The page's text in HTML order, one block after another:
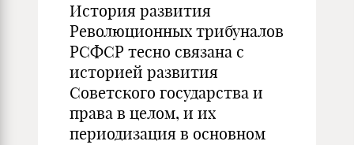
История развития
Революционных трибуналов
РСФСР тесно связана с
историей развития
Советского государства и
права в целом, и их
периодизация в основном